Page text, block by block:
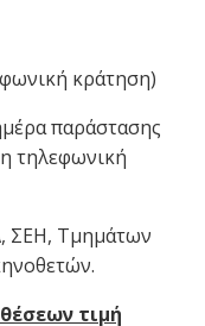
κράτηση)
παράστασης
τηλεφωνική
ΣΕΗ, Τμημάτων
τιμή